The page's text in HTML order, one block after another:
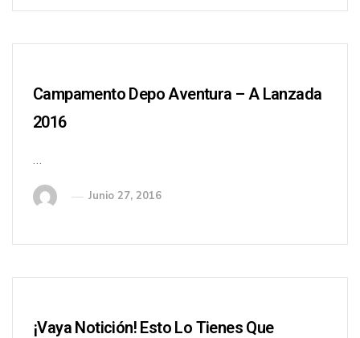
Campamento Depo Aventura – A Lanzada
2016
…
Junio 27, 2016
¡Vaya Notición! Esto Lo Tienes Que